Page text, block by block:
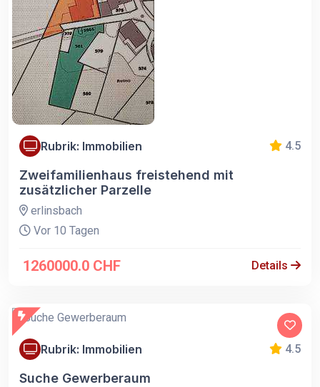
Rubrik: Immobilien 4.5
Zweifamilienhaus freistehend mit
zusätzlicher Parzelle
erlinsbach
Vor 10 Tagen
1260000.0 CHF Details
Rubrik: Immobilien 4.5
Suche Gewerberaum